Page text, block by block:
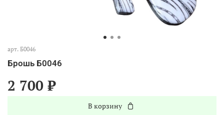
арт. Б0046
Брошь Б0046
2 700 ₽
В корзину